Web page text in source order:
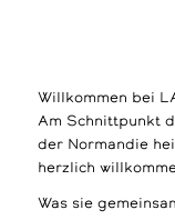
Willkommen bei
Am Schnittpunkt
der Normandie
herzlich
Was sie